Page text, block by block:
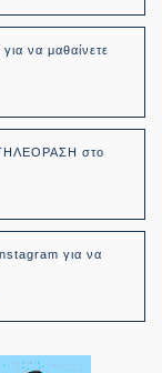
να μαθαίνετε
ΤΗΛΕΟΡΑΣΗ στο
για να